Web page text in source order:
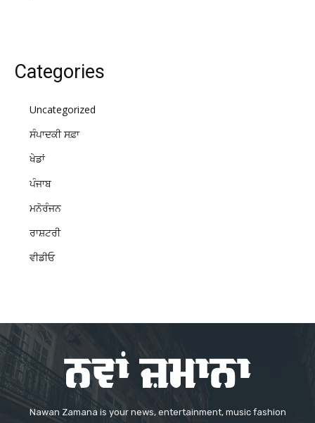
Categories
Uncategorized
ਸੰਪਾਦਕੀ ਸਫ਼ਾ
ਖੇਡਾਂ
ਪੰਜਾਬ
ਮਨੋਰੰਜਨ
ਰਾਸ਼ਟਰੀ
ਵੀਡੀਓ
Nawan Zamana is your news, entertainment, music fashion